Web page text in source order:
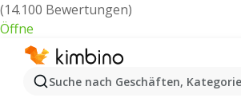
(14.100 Bewertungen)
Öffne
Suche nach Geschäften,
Zweibrücken - Neuste